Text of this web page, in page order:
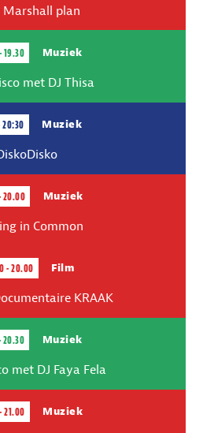
Marshall plan
19.30 Muziek
met DJ Thisa
20:30 Muziek
20.00 Muziek
in Common
- 20.00 Film
KRAAK
20.30 Muziek
met DJ Faya Fela
21.00 Muziek